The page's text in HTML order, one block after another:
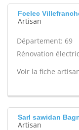
Fcelec
Artisan
Département: 69
Rénovation
Voir la fiche
Sarl sawidan
Artisan